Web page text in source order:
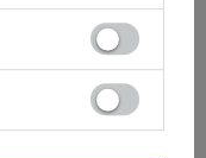
bez
lata